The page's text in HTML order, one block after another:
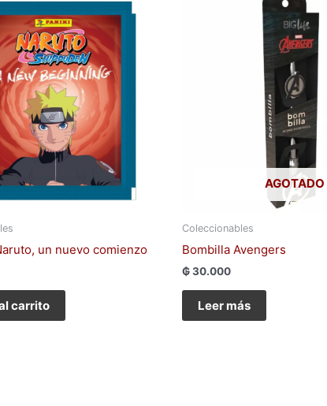
un nuevo comienzo
carrito
AGOTADO
Coleccionables
Bombilla Avengers
₲30.000
Leer más